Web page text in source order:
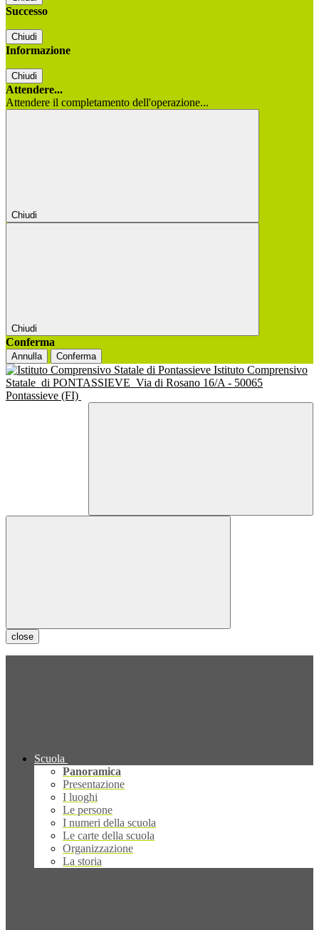
Successo
Chiudi
Informazione
Chiudi
Attendere...
Attendere il completamento dell'operazione...
Chiudi
Chiudi
Conferma
Annulla Conferma
Istituto Comprensivo
Statale di PONTASSIEVE Via di Rosano 16/A - 50065
Pontassieve (FI)
close
Scuola
Panoramica
Presentazione
I luoghi
Le persone
I numeri della scuola
Le carte della scuola
Organizzazione
La storia